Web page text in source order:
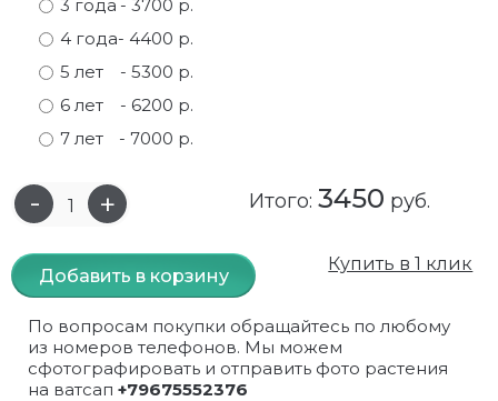
Самшит
Сирень
Спирея
Форзиция
Шиповник декоративный, белый
Юкка
Малиновое дерево
Миндаль
Облепиха высокорослая
Облепиха высокорослая, раскидистая
Персики
Сливы
Хурма
Кизил
Крыжовник
Малина
На штамбе
Оптом
От производителя
Рябина
Мускусные
Оранжевые розы
Парковые
Пионовидные
Почвопокровные
разноцветные
Роза ругоза
3 года - 3700 р.
4 года- 4400 р.
5 лет
- 5300 р.
6 лет
- 6200 р.
7 лет
- 7000 р.
Итого: 3450 руб.
Добавить в корзину
Купить в 1 клик
По вопросам покупки обращайтесь по любому
из номеров телефонов. Мы можем
сфотографировать и отправить фото растения
на ватсап +79675552376